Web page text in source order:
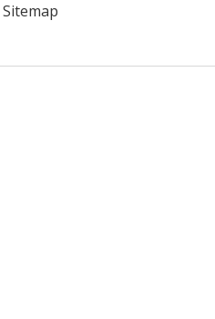
Sitemap